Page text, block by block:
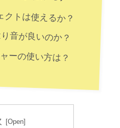
クトは使えるか？
音が良いのか？
ーの使い方は？